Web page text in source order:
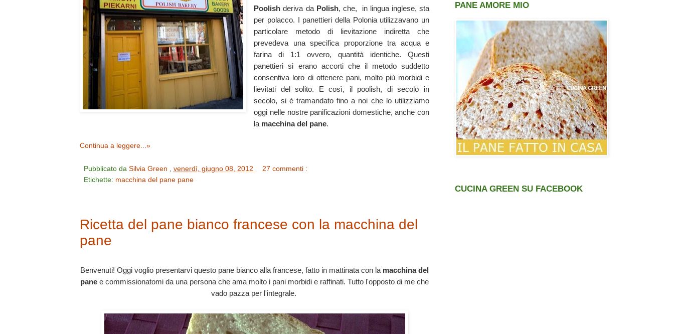
Poolishderiva da Polish, che, in lingua inglese, sta
per polacco. I panettieri della Polonia utilizzavano un
particolare metodo di lievitazione indiretta che
prevedeva una specifica proporzione tra acqua e
farina di 1:1 ovvero, quantità identiche. Questi
panettieri si erano accorti che il metodo suddetto
consentiva loro di ottenere pani, molto più morbidi e
lievitati del solito. E così, il poolish, di secolo in
secolo, si è tramandato fino a noi che lo utilizziamo
oggi nelle nostre panificazioni domestiche, anche con
la macchina del pane.
Continua a leggere...»
Pubblicato da Silvia Green venerdì, giugno 08, 2012
27 commenti :
Etichette: macchina del pane pane
Ricetta del pane bianco francese con la macchina del
pane
Benvenuti! Oggi voglio presentarvi questo pane bianco alla francese, fatto in mattinata con la macchina del
pane e commissionatomi da una persona che ama molto i pani morbidi e raffinati. Tutto l'opposto di me che
vado pazza per l'integrale.
PANE AMORE MIO
CUCINA GREEN SU FACEBOOK